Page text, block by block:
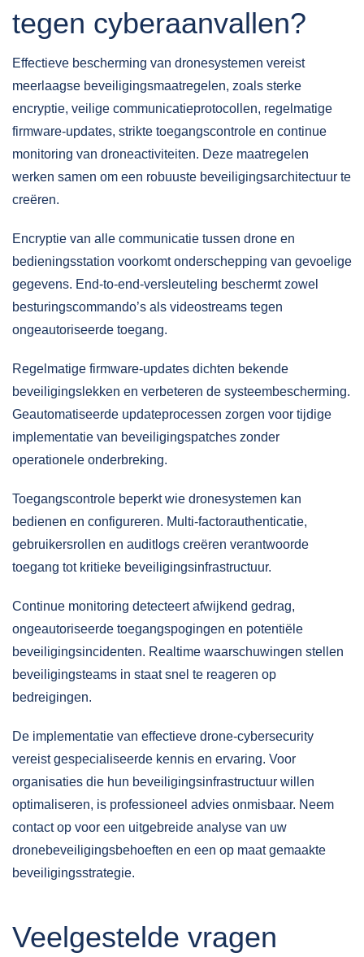
tegen cyberaanvallen?
Effectieve bescherming van dronesystemen vereist
meerlaagse beveiligingsmaatregelen, zoals sterke
encryptie, veilige communicatieprotocollen, regelmatige
firmware-updates, strikte toegangscontrole en continue
monitoring van droneactiviteiten. Deze maatregelen
werken samen om een robuuste beveiligingsarchitectuur te
creëren.
Encryptie van alle communicatie tussen drone en
bedieningsstation voorkomt onderschepping van gevoelige
gegevens. End-to-end-versleuteling beschermt zowel
besturingscommando’s als videostreams tegen
ongeautoriseerde toegang.
Regelmatige firmware-updates dichten bekende
beveiligingslekken en verbeteren de systeembescherming.
Geautomatiseerde updateprocessen zorgen voor tijdige
implementatie van beveiligingspatches zonder
operationele onderbreking.
Toegangscontrole beperkt wie dronesystemen kan
bedienen en configureren. Multi-factorauthenticatie,
gebruikersrollen en auditlogs creëren verantwoorde
toegang tot kritieke beveiligingsinfrastructuur.
Continue monitoring detecteert afwijkend gedrag,
ongeautoriseerde toegangspogingen en potentiële
beveiligingsincidenten. Realtime waarschuwingen stellen
beveiligingsteams in staat snel te reageren op
bedreigingen.
De implementatie van effectieve drone-cybersecurity
vereist gespecialiseerde kennis en ervaring. Voor
organisaties die hun beveiligingsinfrastructuur willen
optimaliseren, is professioneel advies onmisbaar. Neem
contactop voor een uitgebreide analyse van uw
dronebeveiligingsbehoeften en een op maat gemaakte
beveiligingsstrategie.
Veelgestelde vragen